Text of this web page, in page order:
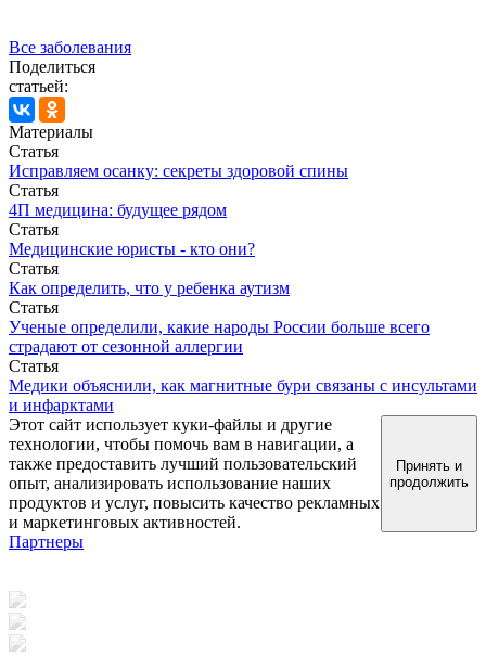
Все заболевания
Поделиться
статьей:
Материалы
Статья
Исправляем осанку: секреты здоровой спины
Статья
4П медицина: будущее рядом
Статья
Медицинские юристы - кто они?
Статья
Как определить, что у ребенка аутизм
Статья
Ученые определили, какие народы России больше всего
страдают от сезонной аллергии
Статья
Медики объяснили, как магнитные бури связаны с инсультами
и инфарктами
Этот сайт использует куки-файлы и другие
технологии, чтобы помочь вам в навигации, а
также предоставить лучший пользовательский
опыт, анализировать использование наших
продуктов и услуг, повысить качество рекламных
и маркетинговых активностей.
Принять и
продолжить
Партнеры